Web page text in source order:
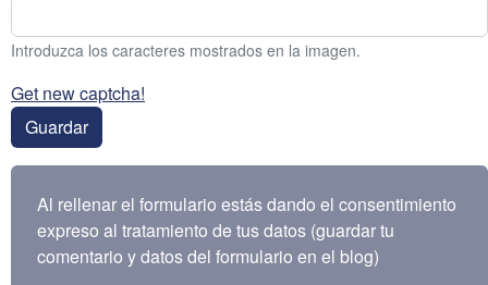
Introduzca los caracteres mostrados en la imagen.
Get new captcha!
Guardar
Al rellenar el formulario estás dando el consentimiento
expreso al tratamiento de tus datos (guardar tu
comentario y datos del formulario en el blog)